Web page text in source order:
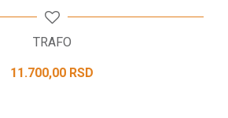
TRAFO
11.700,00 RSD